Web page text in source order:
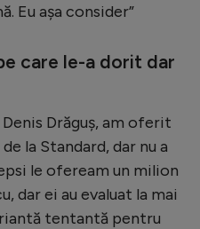
Eu așa consider”
care le-a dorit dar
Drăguș, am oferit
la Standard, dar nu a
le ofeream un milion
dar ei au evaluat la mai
tentantă pentru